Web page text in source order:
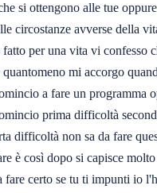
si ottengono alle tue
circostanze avverse della
per una vita vi confesso
mi accorgo
a fare un programma
prima difficoltà
difficoltà non sa da fare
è così dopo si capisce
fare certo se tu ti impunti io